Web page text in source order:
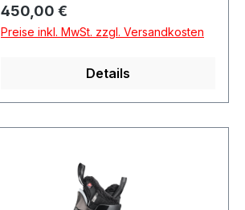
Regulärer Preis:
450,00 €
Preise inkl. MwSt. zzgl. Versandkosten
Details